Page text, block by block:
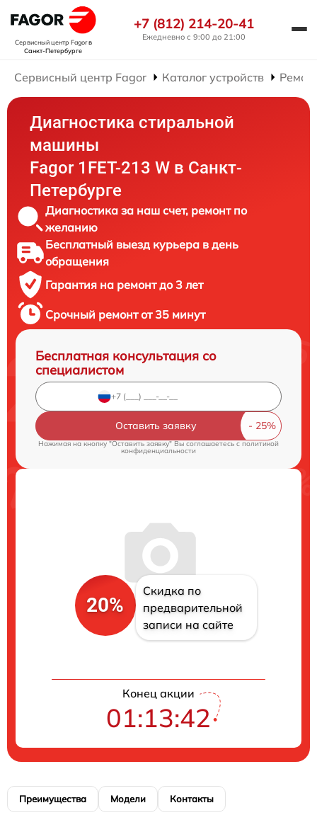
Сервисный центр Fagorв
Санкт-Петербурге
+7 (812) 214-20-41
Ежедневно с 9:00 до 21:00
Сервисный центр Fagor Каталог устройств
Диагностика стиральной
машины
Fagor 1FET-213 W в Санкт-
Петербурге
Диагностика за наш счет, ремонт по
желанию
Бесплатный выезд курьера в день
обращения
Гарантия на ремонт до 3 лет
Срочный ремонт от 35 минут
Бесплатная консультация со
специалистом
Оставить заявку
Нажимая на кнопку "Оставить заявку" Вы соглашаетесь cполитикой
конфиденциальности
20%
Скидка по
предварительной
записи на сайте
Конец акции
01:13:41
Преимущества Модели Контакты